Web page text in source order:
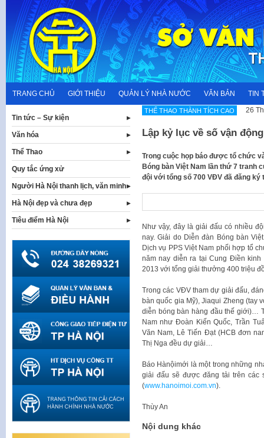
content
TRANG CHỦ GIỚI THIỆU QUẢN LÝ NHÀ NƯỚC VĂN BẢN TIN
THẾ THAO THÀNH TÍCH CAO 26
Lập kỷ lục về số vận
​Trong cuộc họp báo được tổ chức
Bóng bàn Việt Nam lần thứ 7 tranh
đội với tổng số 700 VĐV đã đăng ký
Như vậy, đây là giải đấu có nhiều
nay. Giải do Diễn đàn Bóng bàn
Dịch vụ PPS Việt Nam phối hợp tổ
năm nay diễn ra tại Cung Điền
2013 với tổng giải thưởng 400 triệu
Trong các VĐV tham dự giải đấu,
bàn quốc gia Mỹ), Jiaqui Zheng (tay
diễn bóng bàn hàng đầu thế giới)…
Nam như Đoàn Kiến Quốc, Trần
Văn Nam, Lê Tiến Đạt (HCB đơn
Thị Nga đều dự giải…
Báo Hànộimới là một trong những
giải đấu sẽ được đăng tải trên các
(www.hanoimoi.com.vn).
Thùy An
Nội dung khác
Tin tức – Sự kiện
Văn hóa
Thể Thao
Quy tắc ứng xử
Người Hà Nội thanh lịch, văn minh
Hà Nội đẹp và chưa đẹp
Tiêu điểm Hà Nội